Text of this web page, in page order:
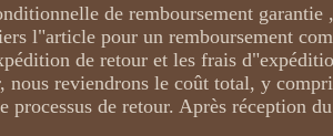
de remboursement
l"article pour un remboursement
de retour et les frais
nous reviendrons le coût total, y
processus de retour. Après réception